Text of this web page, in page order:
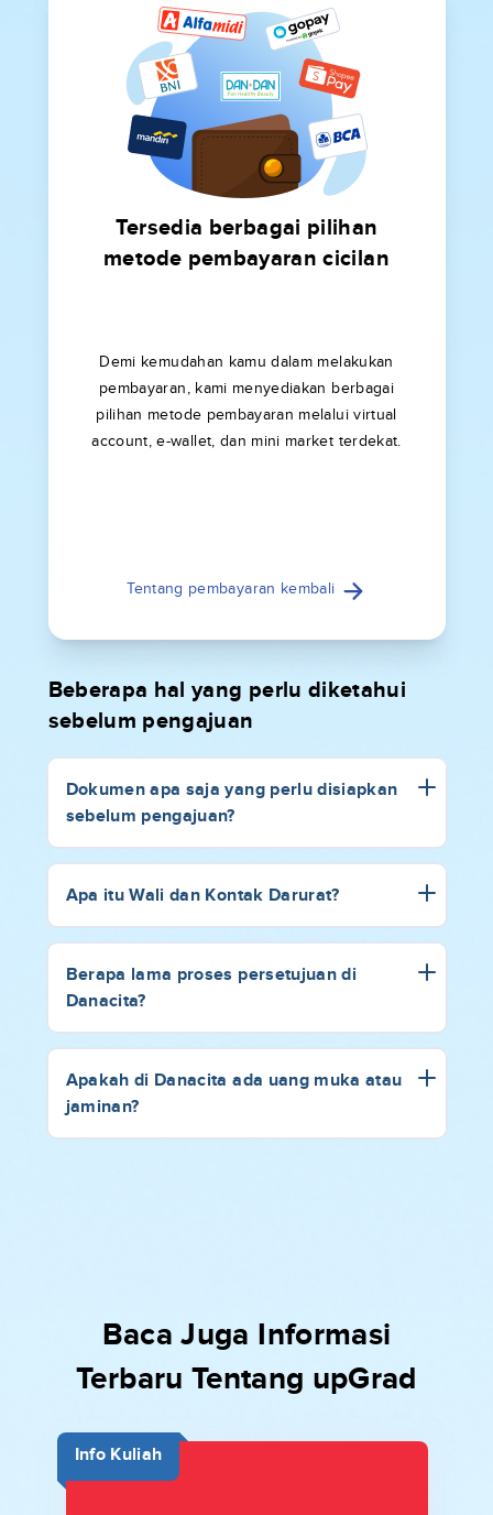
Tersedia berbagai pilihan
metode pembayaran cicilan
Demi kemudahan kamu dalam melakukan
pembayaran, kami menyediakan berbagai
pilihan metode pembayaran melalui virtual
account, e-wallet, dan mini market terdekat.
Tentang pembayaran kembali
Beberapa hal yang perlu diketahui
sebelum pengajuan
Dokumen apa saja yang perlu disiapkan
sebelum pengajuan?
Apa itu Wali dan Kontak Darurat?
Berapa lama proses persetujuan di
Danacita?
Apakah di Danacita ada uang muka atau
jaminan?
Baca Juga Informasi
Terbaru Tentang upGrad
Info Kuliah